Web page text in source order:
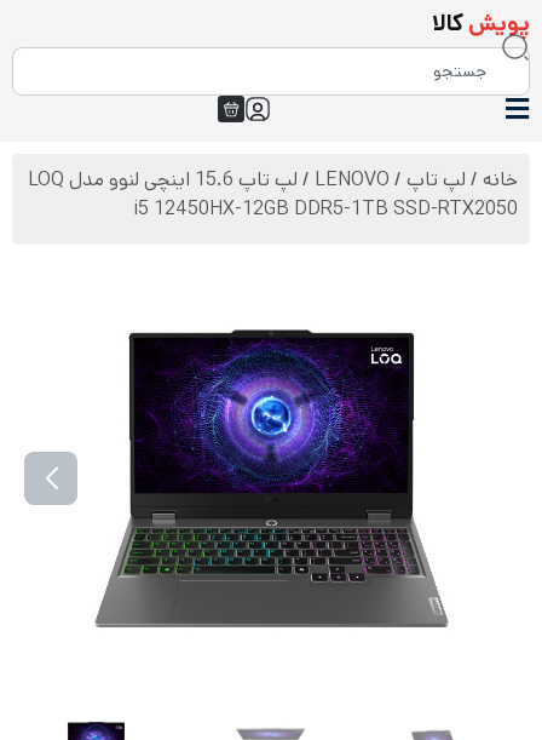
پویشکالا
خانه / لپ تاپ /
LENOVO
/ لپ تاپ 15.6 اینچی لنوو مدل LOQ
i5 12450HX-12GB DDR5-1TB SSD-RTX2050